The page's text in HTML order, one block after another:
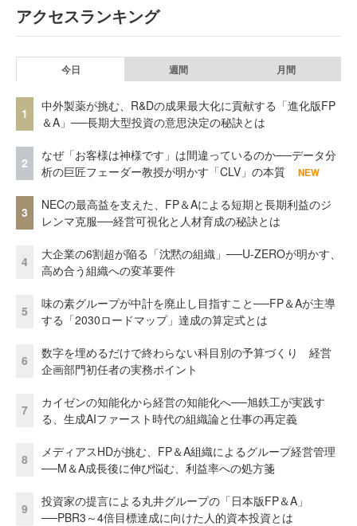
アクセスランキング
今日 週間 月間
1
中外製薬が挑む、R&Dの成果最大化に貢献する「進化版FP
＆A」──長期大型投資の意思決定の秘訣とは
2
なぜ「お客様は神様です」は間違っているのか──データ分
析の巨匠フェーダー教授が明かす「CLV」の本質
NEW
3
NECの最高益を支えた、FP＆Aによる短期と長期利益のジ
レンマ克服──経営可視化と人材育成の秘訣とは
4
大企業の6割超が陥る「沈黙の組織」──U-ZEROが明かす、
高め合う組織への変革要件
5
味の素グループが中計を廃止し目指すこと──FP＆Aが主導
する「2030ロードマップ」達成の算定式とは
6
数字を埋めるだけで終わらない科目別の予算づくり 経営
企画部門初任者の実務ポイント
7
カイゼンの知能化から経営の知能化へ──旭鉄工が実践す
る、生成AIファースト時代の組織論と仕事の再定義
8
メディアスHDが挑む、FP＆A組織によるグループ経営管理
──M＆A成長後に伸び悩む、利益率への処方箋
9
投資家の提言による丸井グループの「日本版FP＆A」
──PBR3～4倍目標達成に向けた人的資本投資とは